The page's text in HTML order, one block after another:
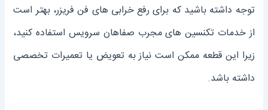
توجه داشته باشید که برای رفع خرابی ‌های فن فریزر، بهتر است
از خدمات تکنسین های مجرب صفاهان سرویس استفاده کنید،
زیرا این قطعه ممکن است نیاز به تعویض یا تعمیرات تخصصی
داشته باشد.